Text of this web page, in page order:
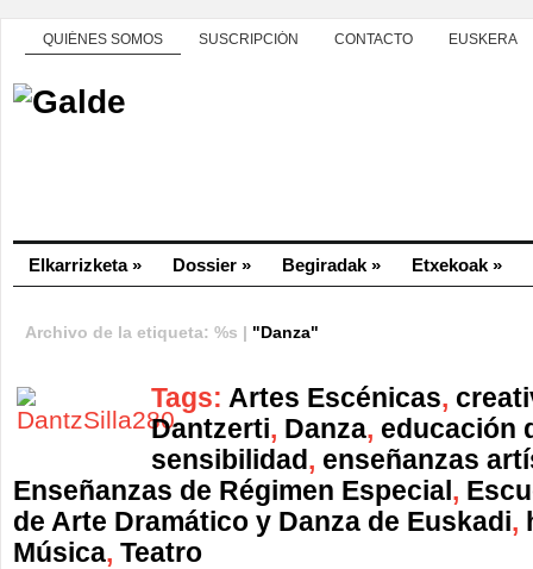
QUIÉNES SOMOS SUSCRIPCIÓN CONTACTO EUSKERA
Elkarrizketa» Dossier » Begiradak » Etxekoak »
Archivo de la etiqueta: %s | "Danza"
Tags: Artes Escénicas,
Dantzerti, Danza, educación
sensibilidad , enseñanzas
Enseñanzas de Régimen Especial ,
de Arte Dramático y Danza de Euskadi,
Música, Teatro